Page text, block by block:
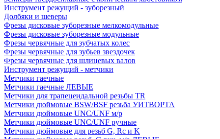
Инструмент режущий - зуборезный
Долбяки и шеверы
Фрезы дисковые зуборезные мелкомодульные
Фрезы дисковые зуборезные модульные
Фрезы червячные для зубчатых колес
Фрезы червячные для зубьев звездочек
Фрезы червячные для шлицевых валов
Инструмент режущий - метчики
Метчики гаечные
Метчики гаечные ЛЕВЫЕ
Метчики для трапецеидальной резьбы TR
Метчики дюймовые BSW/BSF резьба УИТВОРТА
Метчики дюймовые UNC/UNF м/р
Метчики дюймовые UNC/UNF ручные
Метчики дюймовые для резьб G, Rc и K